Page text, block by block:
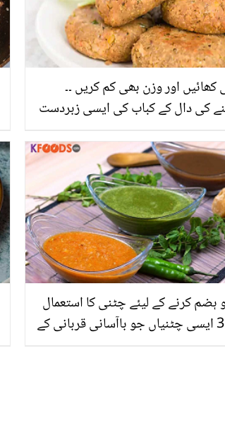
کھائیں اور وزن بھی کم کریں ۔۔
کی دال کے کباب کی ایسی زبردست
کرنے کے لیئے چٹنی کا استعمال
۔۔ جانیں 3 ایسی چٹنیاں جو باآسانی قربانی کے